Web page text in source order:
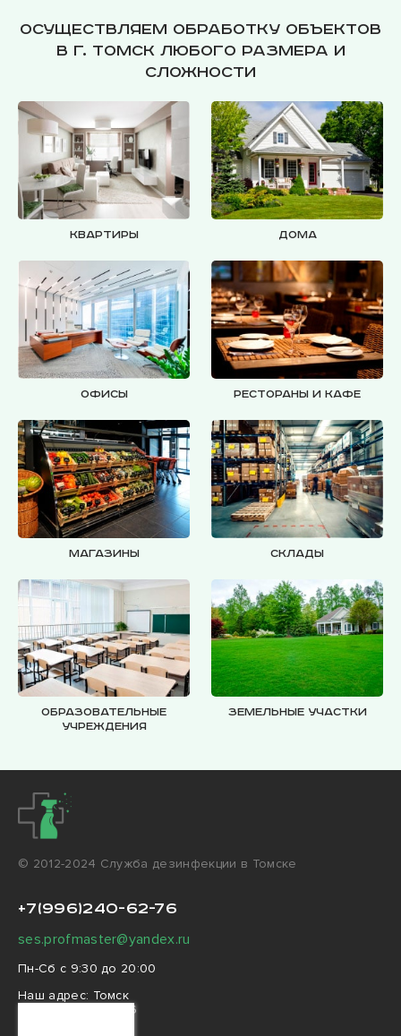
Осуществляем обработку объектов
в г. Томск любого размера и
сложности
Квартиры Дома
Офисы Рестораны и кафе
Магазины Склады
Образовательные
учреждения
Земельные участки
© 2012-2024 Cлужба дезинфекции в Томске
+7(996)240-62-76
ses.profmaster@yandex.ru
Пн-Сб с 9:30 до 20:00
Наш адрес: Томск
улица Никитина, 56